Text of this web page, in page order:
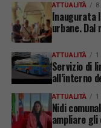
ATTUALITÀ 8
Inaugurata
urbane. Dal
ATTUALITÀ 1
Servizio di
all’interno
ATTUALITÀ 1
Nidi
ampliare